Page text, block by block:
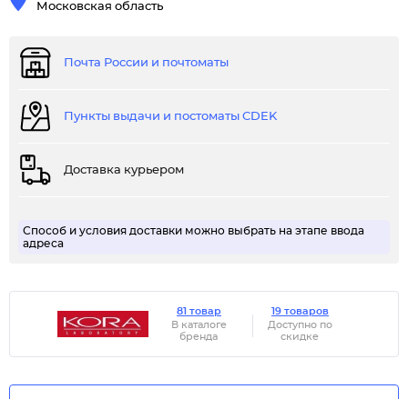
Московская область
Почта России и почтоматы
Пункты выдачи и постоматы CDEK
Доставка курьером
Способ и условия доставки можно выбрать на этапе ввода
адреса
81 товар
В каталоге
бренда
19 товаров
Доступно по
скидке